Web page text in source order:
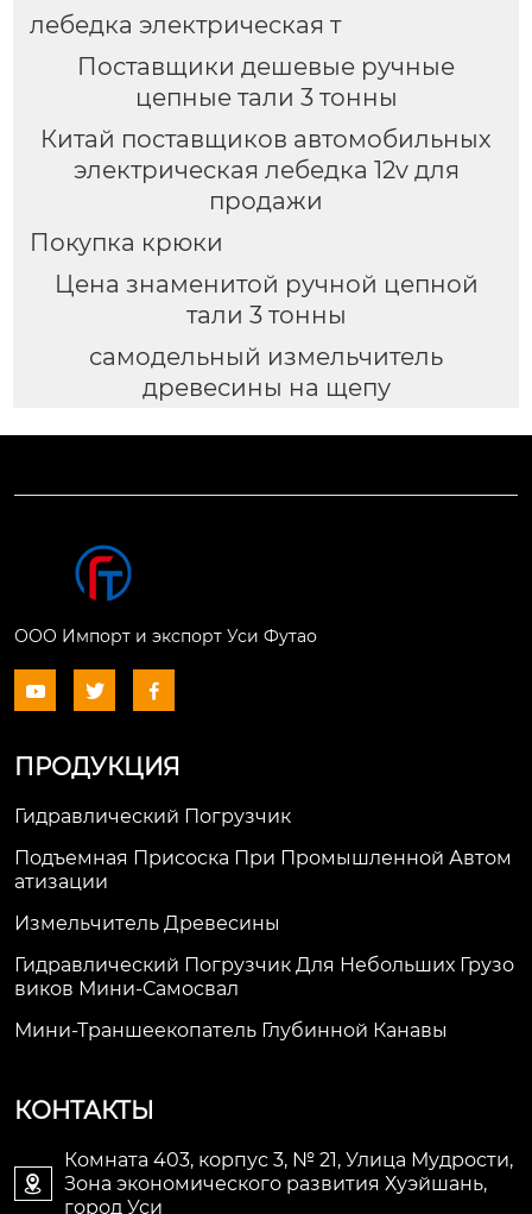
лебедка электрическая т
Поставщики дешевые ручные
цепные тали 3 тонны
Китай поставщиков автомобильных
электрическая лебедка 12v для
продажи
Покупка крюки
Цена знаменитой ручной цепной
тали 3 тонны
самодельный измельчитель
древесины на щепу
ООО Импорт и экспорт Уси Футао
  
ПРОДУКЦИЯ
Гидравлический Погрузчик
Подъемная Присоска При Промышленной Автом
Атизации
Измельчитель Древесины
Гидравлический Погрузчик Для Небольших Грузо
Виков Мини-Самосвал
Мини-Траншеекопатель Глубинной Канавы
КОНТАКТЫ

Комната 403, корпус 3, № 21, Улица Мудрости,
Зона экономического развития Хуэйшань,
город Уси